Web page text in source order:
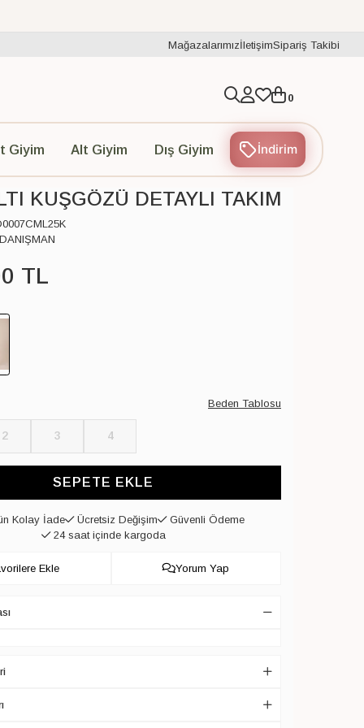
MağazalarımızİletişimSipariş Takibi
0
Giyim Alt Giyim Dış Giyim İndirim
KUŞGÖZÜ DETAYLI TAKIM
TL
Beden Tablosu
2 3 4
SEPETE EKLE
Kolay İade Ücretsiz Değişim
Güvenli Ödeme
24 saat içinde kargoda
Ekle Yorum Yap